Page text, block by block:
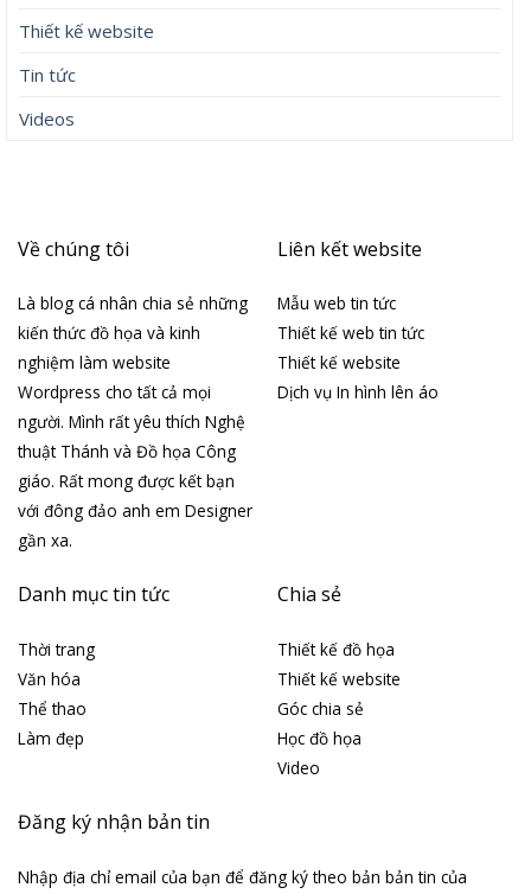
Thiết kế website
Tin tức
Videos
Về chúng tôi
Là blog cá nhân chia sẻ những
kiến thức đồ họa và kinh
nghiệm làm website
Wordpress cho tất cả mọi
người. Mình rất yêu thích Nghệ
thuật Thánh và Đồ họa Công
giáo. Rất mong được kết bạn
với đông đảo anh em Designer
gần xa.
Liên kết website
Mẫu web tin tức
Thiết kế web tin tức
Thiết kế website
Dịch vụ In hình lên áo
Danh mục tin tức
Thời trang
Văn hóa
Thể thao
Làm đẹp
Chia sẻ
Thiết kế đồ họa
Thiết kế website
Góc chia sẻ
Học đồ họa
Video
Đăng ký nhận bản tin
Nhập địa chỉ email của bạn để đăng ký theo bản bản tin của